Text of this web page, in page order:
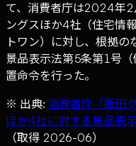
て、消費者庁は2024年2
ングスほか4社（住宅情
トワン）に対し、根拠
景品表示法第5条第1号
置命令を行った。
※ 出典: 消費者庁「飯田
ほか4社に対する景品表
（取得 2026-06）